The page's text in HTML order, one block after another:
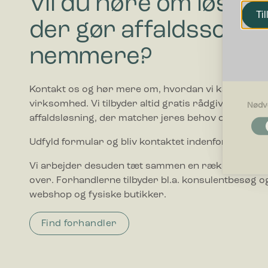
der gør
nemmere?
Kontakt os og hør mere om, hvordan vi kan hjælpe
virksomhed. Vi tilbyder altid gratis rådgivning i
affaldsløsning, der matcher jeres behov og budget.
Udfyld formular og bliv kontaktet indenfor 1-2
Vi arbejder desuden tæt sammen en række
over. Forhandlerne tilbyder bl.a. konsulentbesøg
webshop og fysiske butikker.
Find forhandler